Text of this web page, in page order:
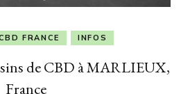
FRANCE INFOS
de CBD à MARLIEUX,
France